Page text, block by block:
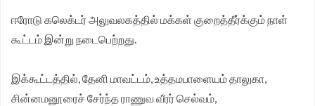
ஈரோடு கலெக்டர் அலுவலகத்தில் மக்கள் குறைத்தீர்க்கும் நாள்
கூட்டம் இன்று நடைபெற்றது.
இக்கூட்டத்தில், தேனி மாவட்டம், உத்தமபாளையம் தாலுகா,
சின்னமனூரைச் சேர்ந்த ராணுவ வீரர் செல்வம்,